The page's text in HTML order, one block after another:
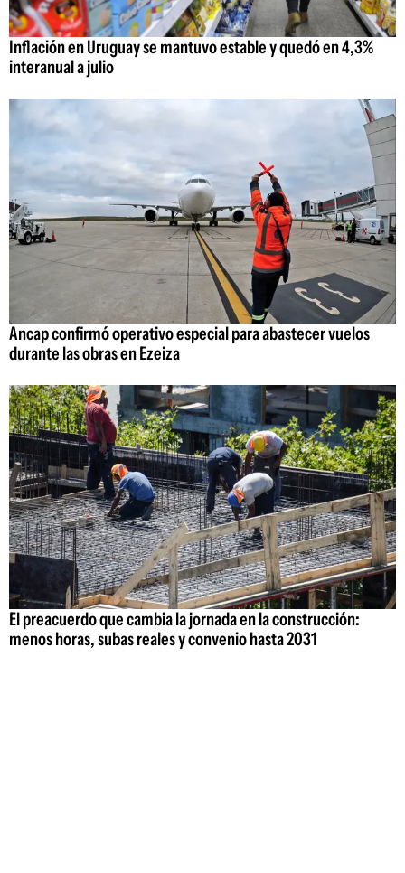
Inflación en Uruguay se mantuvo estable y quedó en 4,3%
interanual a julio
Ancap confirmó operativo especial para abastecer vuelos
durante las obras en Ezeiza
El preacuerdo que cambia la jornada en la construcción:
menos horas, subas reales y convenio hasta 2031